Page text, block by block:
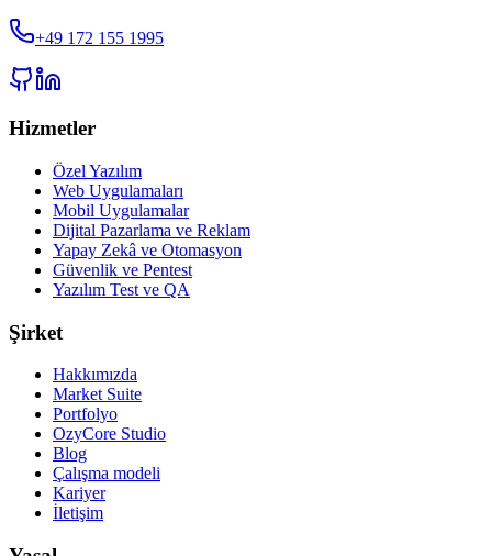
+49 172 155 1995
Hizmetler
Özel Yazılım
Web Uygulamaları
Mobil Uygulamalar
Dijital Pazarlama ve Reklam
Yapay Zekâ ve Otomasyon
Güvenlik ve Pentest
Yazılım Test ve QA
Şirket
Hakkımızda
Market Suite
Portfolyo
OzyCore Studio
Blog
Çalışma modeli
Kariyer
İletişim